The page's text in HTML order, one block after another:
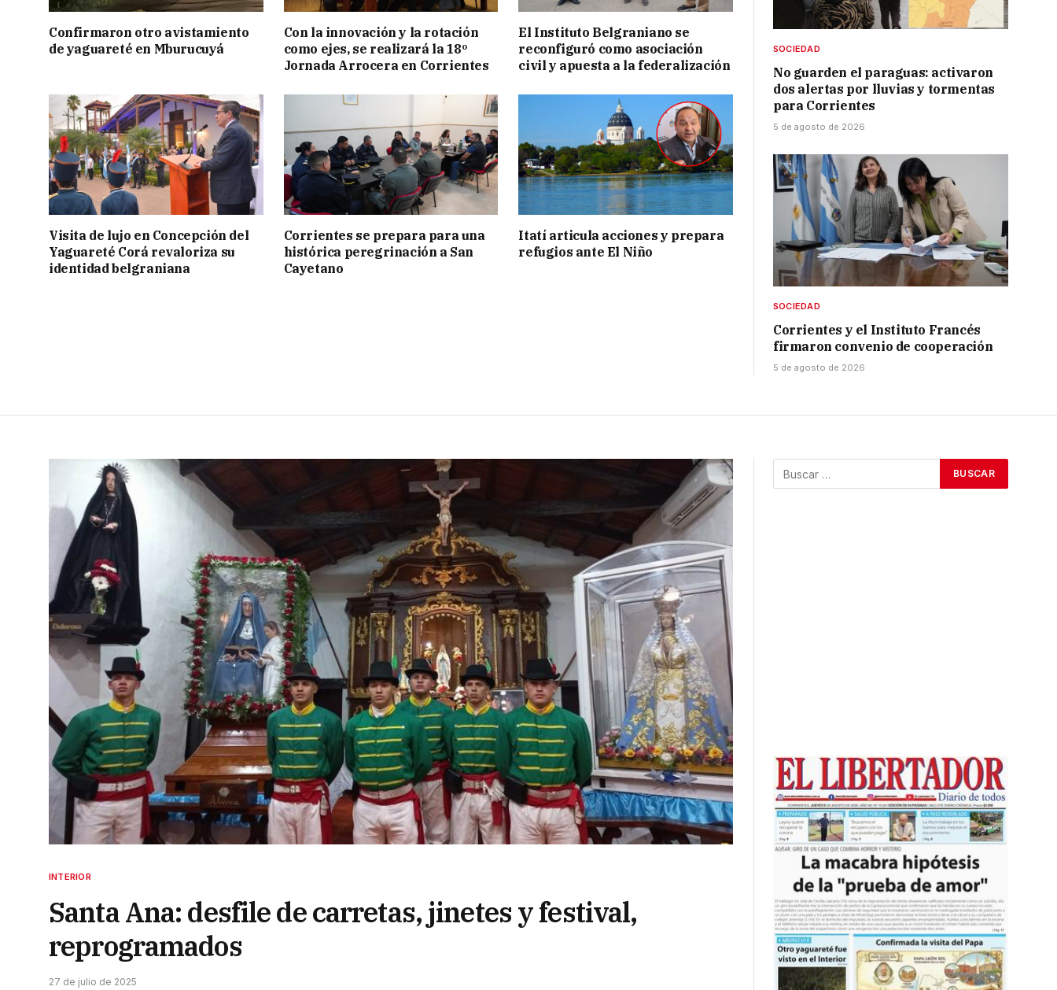
Confirmaron otro avistamiento
de yaguareté en Mburucuyá
Con la innovación y la rotación
como ejes, se realizará la 18º
Jornada Arrocera en Corrientes
El Instituto Belgraniano se
reconfiguró como asociación
civil y apuesta a la federalización
Visita de lujo en Concepción del
Yaguareté Corá revaloriza su
identidad belgraniana
Corrientes se prepara para una
histórica peregrinación a San
Cayetano
Itatí articula acciones y prepara
refugios ante El Niño
SOCIEDAD
No guarden el paraguas: activaron
dos alertas por lluvias y tormentas
para Corrientes
5 de agosto de 2026
SOCIEDAD
Corrientes y el Instituto Francés
firmaron convenio de cooperación
5 de agosto de 2026
INTERIOR
Santa Ana: desfile de carretas, jinetes y festival,
reprogramados
27 de julio de 2025